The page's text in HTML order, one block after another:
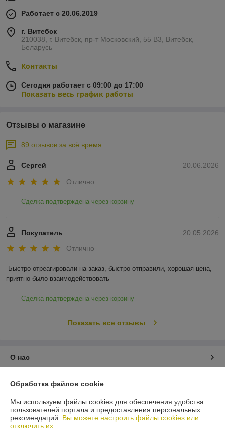
Работает с 20.06.2019
г. Витебск
210038, г. Витебск, пр-т Московский, 55 B3, Витебск,
Беларусь
Контакты
Сегодня работает с 09:00 до 17:00
Показать весь график работы
Отзывы о магазине
89 отзывов за всё время
20.06.2026
Сергей
Отлично
Сделка подтверждена через корзину
20.05.2026
Покупатель
Отлично
Быстро отреагировали на заказ, быстро отправили, хорошая цена,
приятно было взаимодействовать
Сделка подтверждена через корзину
Показать все отзывы
О нас
Контакты
Доставка и оплата
Обработка файлов cookie
Мы используем файлы cookies для обеспечения удобства
пользователей портала и предоставления персональных
рекомендаций. Вы можете настроить файлы cookies или
отключить их.